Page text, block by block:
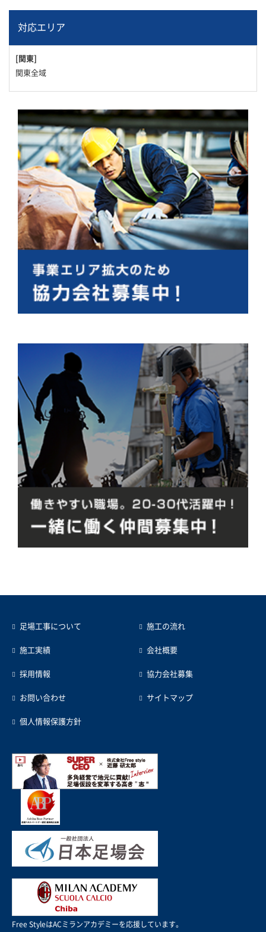
対応エリア
[関東]
関東全域
足場工事について 施工の流れ
施工実績 会社概要
採用情報 協力会社募集
お問い合わせ サイトマップ
個人情報保護方針
Free StyleはACミランアカデミーを応援しています。